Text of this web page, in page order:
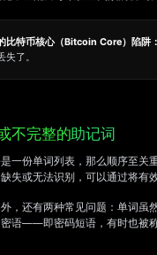
比特币核心（Bitcoin Core）陷阱：
失了。
不完整的助记词
一份单词列表，那么顺序至
失或无法识别，可以通过将有
，还有两种常见问题：单词虽
语——即密码短语，有时也被